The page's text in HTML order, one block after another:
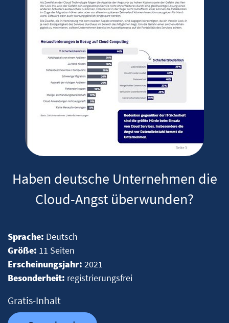
Haben deutsche Unternehmen die
Cloud-Angst überwunden?
Sprache: Deutsch
Größe: 11 Seiten
Erscheinungsjahr: 2021
Besonderheit: registrierungsfrei
Gratis-Inhalt